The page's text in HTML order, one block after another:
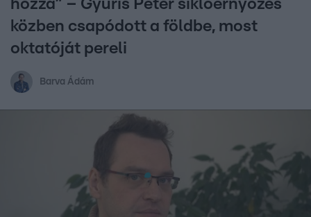
hozzá” – Gyuris Péter siklóernyőzés
közben csapódott a földbe, most
oktatóját pereli
Barva Ádám